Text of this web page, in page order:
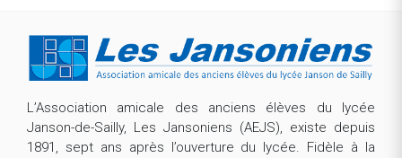
L’Association amicale des anciens élèves du lycée
Janson-de-Sailly, Les Jansoniens (AEJS), existe depuis
1891, sept ans après l’ouverture du lycée. Fidèle à la